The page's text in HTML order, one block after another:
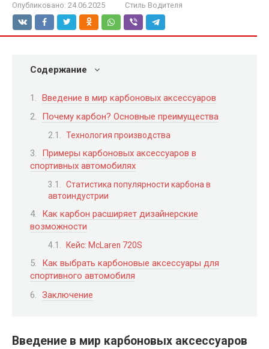
Опубликовано: 24.06.2025 Стиль Водителя
Содержание
Введение в мир карбоновых аксессуаров
Почему карбон? Основные преимущества
Технология производства
Примеры карбоновых аксессуаров в
спортивных автомобилях
Статистика популярности карбона в
автоиндустрии
Как карбон расширяет дизайнерские
возможности
Кейс: McLaren 720S
Как выбрать карбоновые аксессуары для
спортивного автомобиля
Заключение
Введение в мир карбоновых аксессуаров